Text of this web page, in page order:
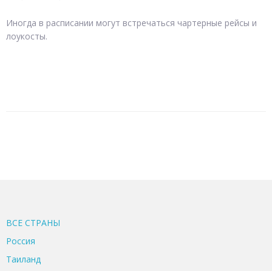
Иногда в расписании могут встречаться чартерные рейсы и
лоукосты.
ВСЕ CТРАНЫ
Россия
Таиланд